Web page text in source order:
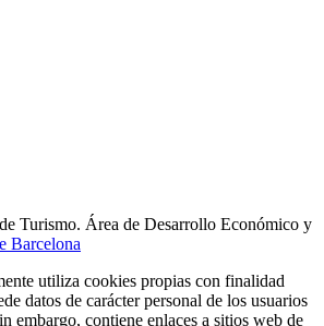
Turismo. Área de Desarrollo Económico y
Barcelona
utiliza cookies propias con finalidad
datos de carácter personal de los usuarios
embargo, contiene enlaces a sitios web de